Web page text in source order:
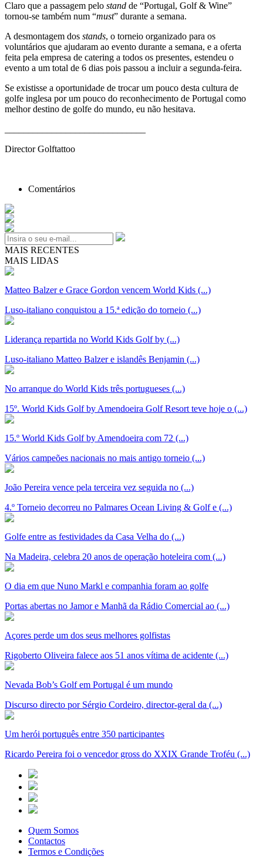
Claro que a passagem pelo stand de “Portugal, Golf & Wine”
tornou-se também num “must” durante a semana.
A desmontagem dos stands, o torneio organizado para os
voluntários que ajudaram ao evento durante a semana, e a oferta
feita pela empresa de catering a todos os presentes, estendeu o
evento a um total de 6 dias pois passou a incluir a segunda-feira.
Se existisse a oportunidade de trocar um pouco desta cultura de
golfe inglesa por um pouco do reconhecimento de Portugal como
melhor destino de golfe do mundo, eu não hesitava.
Director Golftattoo
Comentários
MAIS RECENTES
MAIS LIDAS
Matteo Balzer e Grace Gordon vencem World Kids (...)
Luso-italiano conquistou a 15.ª edição do torneio (...)
Liderança repartida no World Kids Golf by (...)
Luso-italiano Matteo Balzer e islandês Benjamin (...)
No arranque do World Kids três portugueses (...)
15º. World Kids Golf by Amendoeira Golf Resort teve hoje o (...)
15.º World Kids Golf by Amendoeira com 72 (...)
Vários campeões nacionais no mais antigo torneio (...)
João Pereira vence pela terceira vez seguida no (...)
4.º Torneio decorreu no Palmares Ocean Living & Golf e (...)
Golfe entre as festividades da Casa Velha do (...)
Na Madeira, celebra 20 anos de operação hoteleira com (...)
O dia em que Nuno Markl e companhia foram ao golfe
Portas abertas no Jamor e Manhã da Rádio Comercial ao (...)
Açores perde um dos seus melhores golfistas
Rigoberto Oliveira falece aos 51 anos vítima de acidente (...)
Nevada Bob’s Golf em Portugal é um mundo
Discurso directo por Sérgio Cordeiro, director-geral da (...)
Um herói português entre 350 participantes
Ricardo Pereira foi o vencedor gross do XXIX Grande Troféu (...)
Quem Somos
Contactos
Termos e Condições